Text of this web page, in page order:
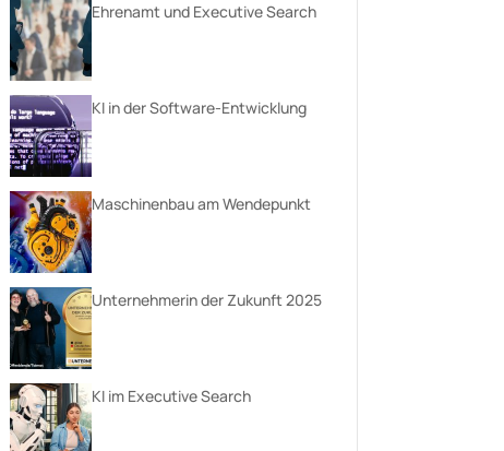
Ehrenamt und Executive Search
KI in der Software-Entwicklung
Maschinenbau am Wendepunkt
Unternehmerin der Zukunft 2025
KI im Executive Search